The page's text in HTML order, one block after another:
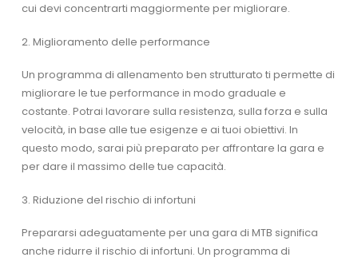
cui devi concentrarti maggiormente per migliorare.
2. Miglioramento delle performance
Un programma di allenamento ben strutturato ti permette di
migliorare le tue performance in modo graduale e
costante. Potrai lavorare sulla resistenza, sulla forza e sulla
velocità, in base alle tue esigenze e ai tuoi obiettivi. In
questo modo, sarai più preparato per affrontare la gara e
per dare il massimo delle tue capacità.
3. Riduzione del rischio di infortuni
Prepararsi adeguatamente per una gara di MTB significa
anche ridurre il rischio di infortuni. Un programma di